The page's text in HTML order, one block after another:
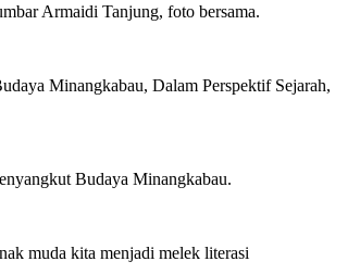
Armaidi Tanjung, foto bersama.
Minangkabau, Dalam Perspektif Sejarah,
Budaya Minangkabau.
muda kita menjadi melek literasi